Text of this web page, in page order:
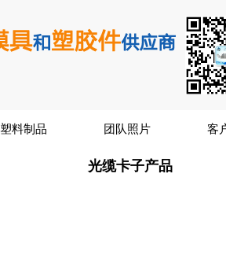
塑料制品 团队照片 客
光缆卡子产品